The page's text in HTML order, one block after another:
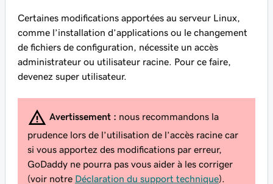
Certaines modifications apportées au serveur Linux,
comme l’installation d’applications ou le changement
de fichiers de configuration, nécessite un accès
administrateur ou utilisateur racine. Pour ce faire,
devenez super utilisateur.
Avertissement : nous recommandons la
prudence lors de l’utilisation de l’accès racine car
si vous apportez des modifications par erreur,
GoDaddy ne pourra pas vous aider à les corriger
(voir notre Déclaration du support technique).